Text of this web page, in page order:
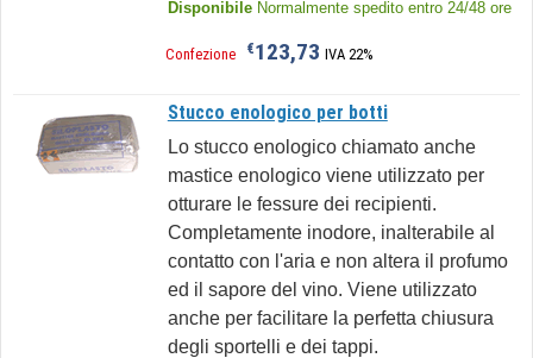
Disponibile Normalmente spedito entro 24/48 ore
Confezione €123,73 IVA 22%
Stucco enologico per botti
Lo stucco enologico chiamato anche
mastice enologico viene utilizzato per
otturare le fessure dei recipienti.
Completamente inodore, inalterabile al
contatto con l'aria e non altera il profumo
ed il sapore del vino. Viene utilizzato
anche per facilitare la perfetta chiusura
degli sportelli e dei tappi.